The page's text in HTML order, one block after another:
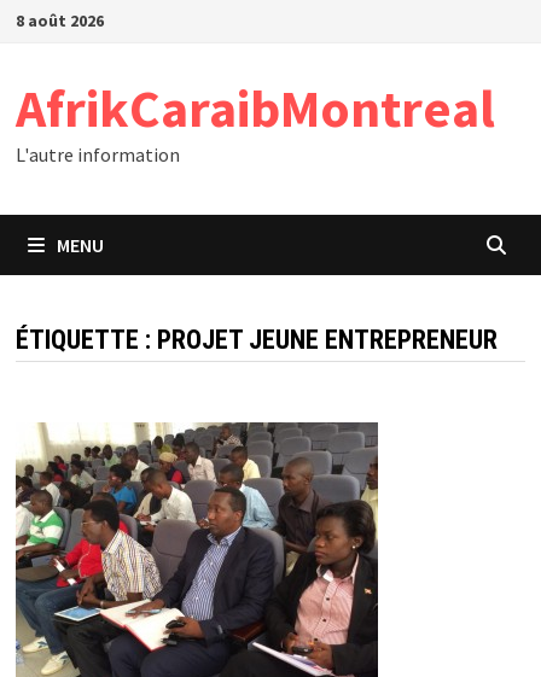
Passer
8 août 2026
AfrikCaraibMontreal
L'autre information
MENU
ÉTIQUETTE : PROJET JEUNE ENTREPRENEUR